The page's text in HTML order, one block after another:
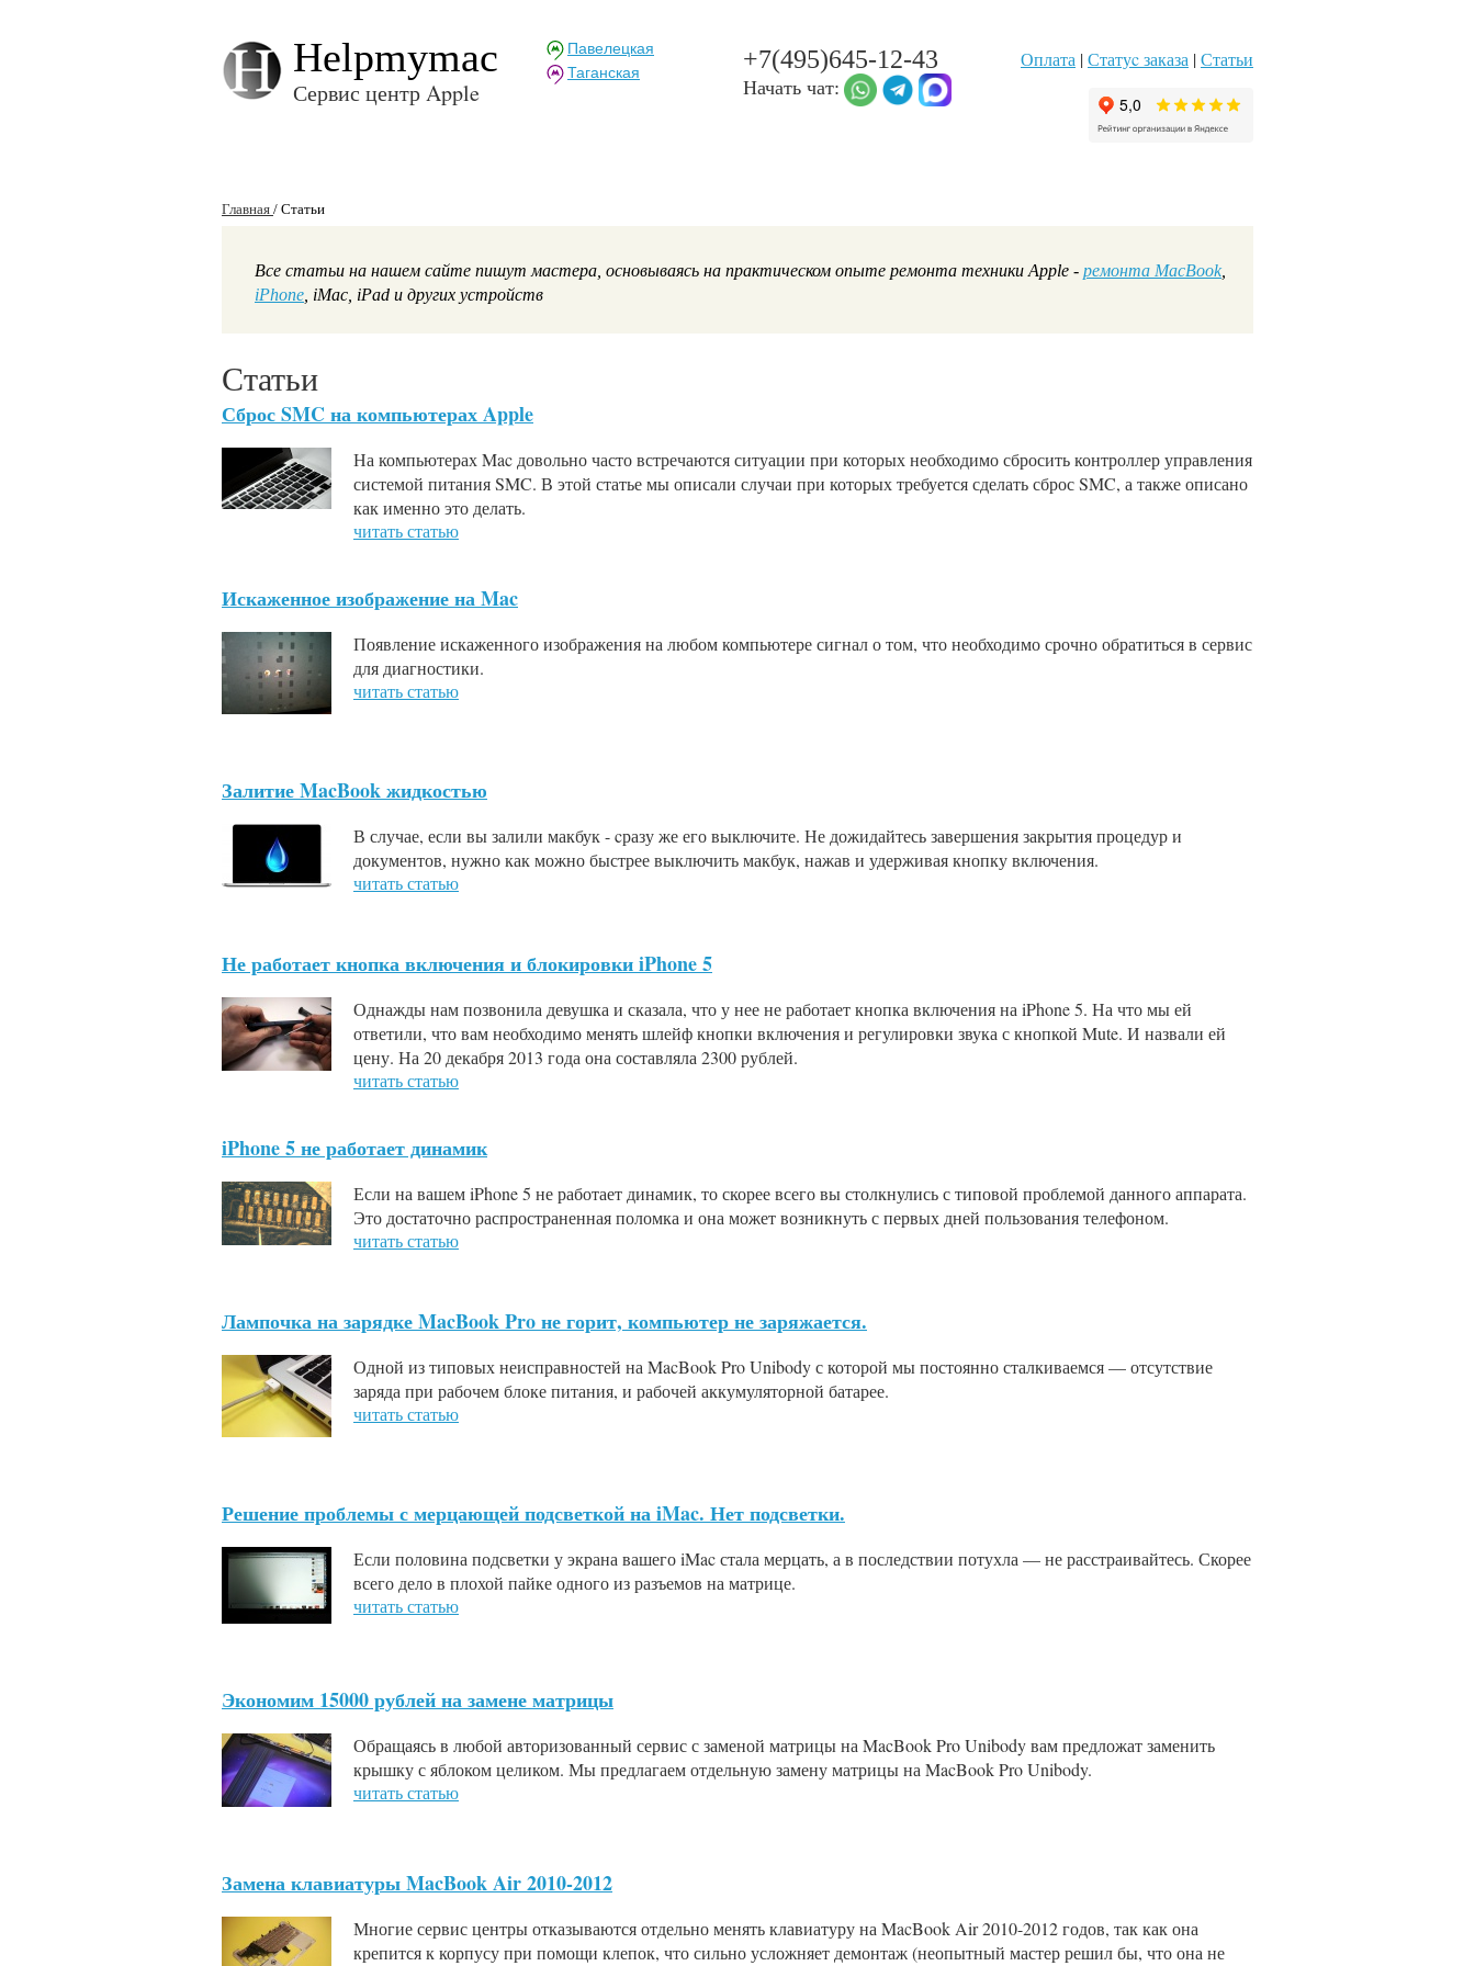
Helpmymac
Сервис центр Apple
Павелецкая
Таганская
+7(495)645-12-43
Начать чат:
Оплата |Статуc заказа |Статьи
Главная / Статьи
Все статьи на нашем сайте пишут мастера, основываясь на практическом опыте ремонта техники Apple - ремонта MacBook,
iPhone , iMac, iPad и других устройств
Статьи
Сброс SMC на компьютерах Apple
На компьютерах Mac довольно часто встречаются ситуации при которых необходимо сбросить контроллер управления
системой питания SMC. В этой статье мы описали случаи при которых требуется сделать сброс SMC, а также описано
как именно это делать.
читать статью
Искаженное изображение на Mac
Появление искаженного изображения на любом компьютере сигнал о том, что необходимо срочно обратиться в сервис
для диагностики.
читать статью
Залитие MacBook жидкостью
В случае, если вы залили макбук - cразу же его выключите. Не дожидайтесь завершения закрытия процедур и
документов, нужно как можно быстрее выключить макбук, нажав и удерживая кнопку включения.
читать статью
Не работает кнопка включения и блокировки iPhone 5
Однажды нам позвонила девушка и сказала, что у нее не работает кнопка включения на iPhone 5. На что мы ей
ответили, что вам необходимо менять шлейф кнопки включения и регулировки звука с кнопкой Mute. И назвали ей
цену. На 20 декабря 2013 года она составляла 2300 рублей.
читать статью
iPhone 5 не работает динамик
Если на вашем iPhone 5 не работает динамик, то скорее всего вы столкнулись с типовой проблемой данного аппарата.
Это достаточно распространенная поломка и она может возникнуть с первых дней пользования телефоном.
читать статью
Лампочка на зарядке MacBook Pro не горит, компьютер не заряжается.
Одной из типовых неисправностей на MacBook Pro Unibody с которой мы постоянно сталкиваемся — отсутствие
заряда при рабочем блоке питания, и рабочей аккумуляторной батарее.
читать статью
Решение проблемы с мерцающей подсветкой на iMac. Нет подсветки.
Если половина подсветки у экрана вашего iMac стала мерцать, а в последствии потухла — не расстраивайтесь. Скорее
всего дело в плохой пайке одного из разъемов на матрице.
читать статью
Экономим 15000 рублей на замене матрицы
Обращаясь в любой авторизованный сервис с заменой матрицы на MacBook Pro Unibody вам предложат заменить
крышку с яблоком целиком. Мы предлагаем отдельную замену матрицы на MacBook Pro Unibody.
читать статью
Замена клавиатуры MacBook Air 2010-2012
Многие сервис центры отказываются отдельно менять клавиатуру на MacBook Air 2010-2012 годов, так как она
крепится к корпусу при помощи клепок, что сильно усложняет демонтаж (неопытный мастер решил бы, что она не